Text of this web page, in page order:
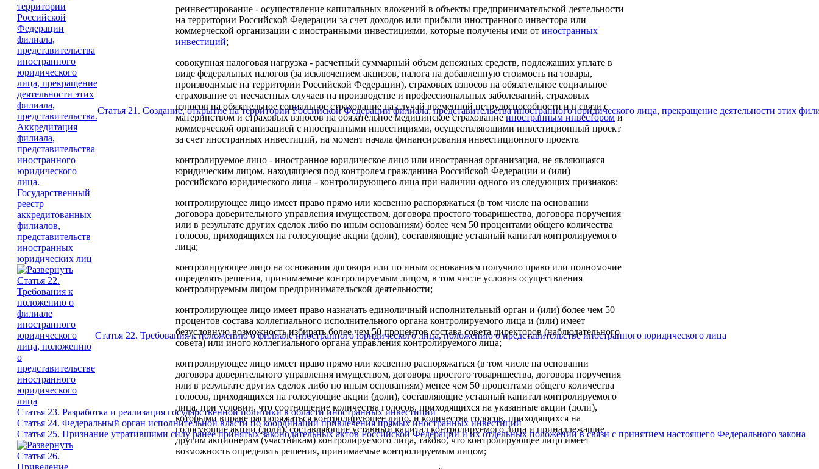
Статья 21. Создание, открытие на территории Российской Федерации филиала, представительства иностранного юридического лица, прекращение деятельности этих
Статья 22. Требования к положению о филиале иностранного юридического лица, положению о представительстве иностранного юридического лица
Статья 23. Разработка и реализация государственной политики в области иностранных инвестиций
Статья 24. Федеральный орган исполнительной власти по координации привлечения прямых иностранных инвестиций
Статья 25. Признание утратившими силу ранее принятых законодательных актов Российской Федерации и их отдельных положений в связи с принятием настоящего Федерального закона
реинвестирование - осуществление капитальных вложений в объекты предпринимательской деятельности
на территории Российской Федерации за счет доходов или прибыли иностранного инвестора или
коммерческой организации с иностранными инвестициями, которые получены ими от иностранных
инвестиций;
совокупная налоговая нагрузка - расчетный суммарный объем денежных средств, подлежащих уплате в
виде федеральных налогов (за исключением акцизов, налога на добавленную стоимость на товары,
производимые на территории Российской Федерации), страховых взносов на обязательное социальное
страхование от несчастных случаев на производстве и профессиональных заболеваний, страховых
взносов на обязательное социальное страхование на случай временной нетрудоспособности и в связи с
материнством и страховых взносов на обязательное медицинское страхованиеиностранным инвестороми
коммерческой организацией с иностранными инвестициями, осуществляющими инвестиционный проект
за счет иностранных инвестиций, на момент начала финансирования инвестиционного проекта
контролируемое лицо - иностранное юридическое лицо или иностранная организация, не являющаяся
юридическим лицом, находящиеся под контролем гражданина Российской Федерации и (или)
российского юридического лица - контролирующего лица при наличии одного из следующих признаков:
контролирующее лицо имеет право прямо или косвенно распоряжаться (в том числе на основании
договора доверительного управления имуществом, договора простого товарищества, договора поручения
или в результате других сделок либо по иным основаниям) более чем 50 процентами общего количества
голосов, приходящихся на голосующие акции (доли), составляющие уставный капитал контролируемого
лица;
контролирующее лицо на основании договора или по иным основаниям получило право или полномочие
определять решения, принимаемые контролируемым лицом, в том числе условия осуществления
контролируемым лицом предпринимательской деятельности;
контролирующее лицо имеет право назначать единоличный исполнительный орган и (или) более чем 50
процентов состава коллегиального исполнительного органа контролируемого лица и (или) имеет
безусловную возможность избирать более чем 50 процентов состава совета директоров (наблюдательного
совета) или иного коллегиального органа управления контролируемого лица;
контролирующее лицо имеет право прямо или косвенно распоряжаться (в том числе на основании
договора доверительного управления имуществом, договора простого товарищества, договора поручения
или в результате других сделок либо по иным основаниям) менее чем 50 процентами общего количества
голосов, приходящихся на голосующие акции (доли), составляющие уставный капитал контролируемого
лица, при условии, что соотношение количества голосов, приходящихся на указанные акции (доли),
которыми вправе распоряжаться контролирующее лицо, и количества голосов, приходящихся на
голосующие акции (доли), составляющие уставный капитал контролируемого лица и принадлежащие
другим акционерам (участникам) контролируемого лица, таково, что контролирующее лицо имеет
возможность определять решения, принимаемые контролируемым лицом;